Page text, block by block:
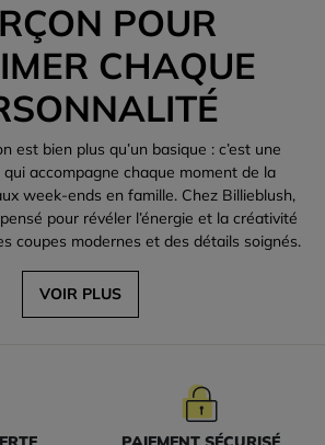
POUR
CHAQUE
est bien plus qu’un basique : c’est une
accompagne chaque moment de la
week-ends en famille. Chez Billieblush,
pour révéler l’énergie et la créativité
coupes modernes et des détails soignés.
VOIR PLUS